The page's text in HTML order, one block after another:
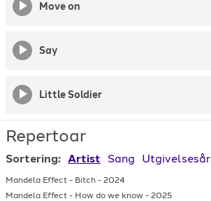
Move on
Say
Little Soldier
Repertoar
Sortering: Artist Sang Utgivelsesår
Mandela Effect - Bitch - 2024
Mandela Effect - How do we know - 2025